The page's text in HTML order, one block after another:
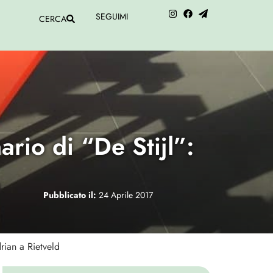
CERCA SEGUIMI
di “De Stijl”:
Pubblicato il: 24 Aprile 2017
a Rietveld